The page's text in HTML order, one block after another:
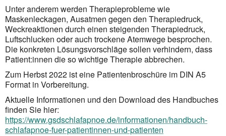
Unter anderem werden Therapieprobleme wie
Maskenleckagen, Ausatmen gegen den Therapiedruck,
Weckreaktionen durch einen steigenden Therapiedruck,
Luftschlucken oder auch trockene Atemwege besprochen.
Die konkreten Lösungsvorschläge sollen verhindern, dass
Patient:innen die so wichtige Therapie abbrechen.
Zum Herbst 2022 ist eine Patientenbroschüre im DIN A5
Format in Vorbereitung.
Aktuelle Informationen und den Download des Handbuches
finden Sie hier:
https://www.gsdschlafapnoe.de/informationen/handbuch-
schlafapnoe-fuer-patientinnen-und-patienten